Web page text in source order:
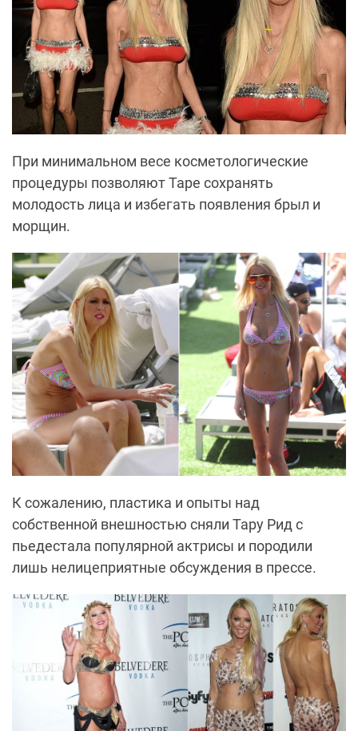
При минимальном весе косметологические
процедуры позволяют Таре сохранять
молодость лица и избегать появления брыл и
морщин.
К сожалению, пластика и опыты над
собственной внешностью сняли Тару Рид с
пьедестала популярной актрисы и породили
лишь нелицеприятные обсуждения в прессе.